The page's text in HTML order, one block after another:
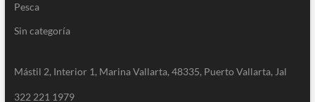
Pesca
Sin categoría
Mástil 2, Interior 1, Marina Vallarta, 48335, Puerto Vallarta, Jal
322 221 1979